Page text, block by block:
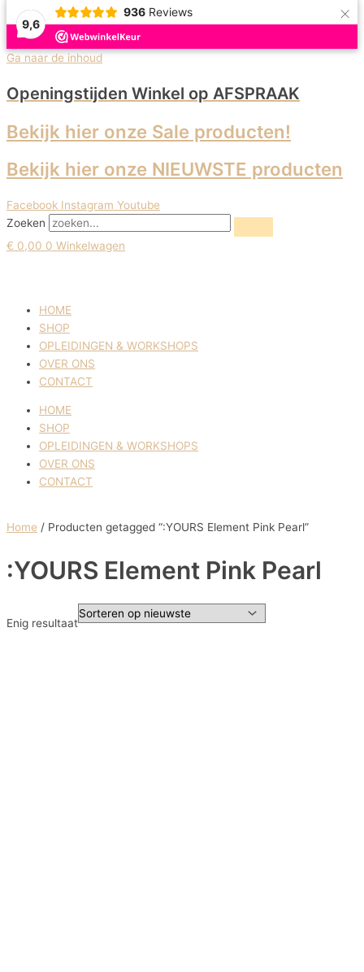
9,6
936 Reviews ×
Ga naar de inhoud
Openingstijden Winkel op AFSPRAAK
Bekijk hier onze Sale producten!
Bekijk hier onze NIEUWSTE producten
Facebook Instagram Youtube
Zoeken
€ 0,00 0 Winkelwagen
HOME
SHOP
OPLEIDINGEN & WORKSHOPS
OVER ONS
CONTACT
HOME
SHOP
OPLEIDINGEN & WORKSHOPS
OVER ONS
CONTACT
Home / Producten getagged “:YOURS Element Pink Pearl”
:YOURS Element Pink Pearl
Enig resultaat
Uitverkoop!